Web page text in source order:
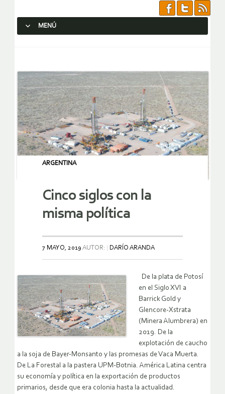
MENÚ
ARGENTINA
Cinco siglos con la
misma política
7 MAYO, 2019 AUTOR: DARÍO ARANDA
De la plata de Potosí
en el Siglo XVI a
Barrick Gold y
Glencore-Xstrata
(Minera Alumbrera) en
2019. De la
explotación de caucho
a la soja de Bayer-Monsanto y las promesas de Vaca Muerta.
De La Forestal a la pastera UPM-Botnia. América Latina centra
su economía y política en la exportación de productos
primarios, desde que era colonia hasta la actualidad.